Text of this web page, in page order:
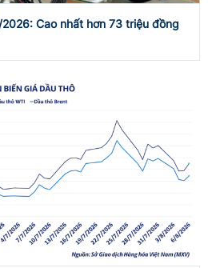
Cao nhất hơn 73 triệu đồng